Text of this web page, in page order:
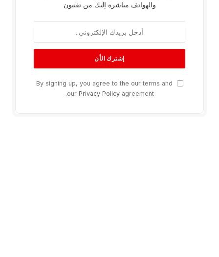
والهواتف مباشرة إليك من تقنيون
By signing up, you agree to the our terms and
our Privacy Policyagreement.